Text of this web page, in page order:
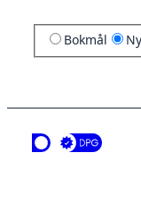
Bokmål